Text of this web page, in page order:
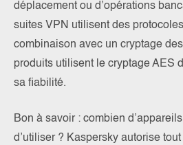
déplacement ou d’opérations
suites VPN utilisent des
combinaison avec un cryptage
produits utilisent le cryptage AES
sa fiabilité.
Bon à savoir : combien
d’utiliser ? Kaspersky autorise